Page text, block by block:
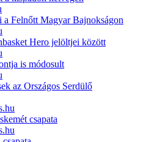
a Felnőtt Magyar Bajnokságon
Hero jelöltjei között
is módosult
az Országos Serdülő
csapata